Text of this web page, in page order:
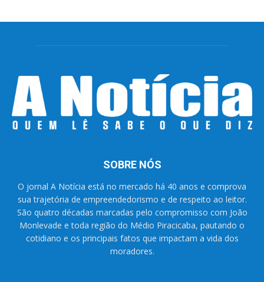
SOBRE NÓS
O jornal A Notícia está no mercado há 40 anos e comprova
sua trajetória de empreendedorismo e de respeito ao leitor.
São quatro décadas marcadas pelo compromisso com João
Monlevade e toda região do Médio Piracicaba, pautando o
cotidiano e os principais fatos que impactam a vida dos
moradores.